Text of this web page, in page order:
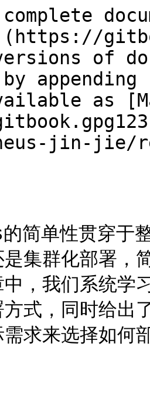
of
as
jin-jie/
简单性贯穿于
是集群化部署
中，我们系统
式，同时给出